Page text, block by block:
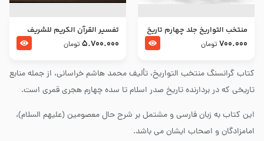
کتاب گرانسنگ منتخب التواريخ، تألیف محمد هاشم خراسانی، از جمله منابع
تاریخی که در بردارنده تاریخ صدر اسلام تا سده چهارم هجری قمری است.
این کتاب به زبان فارسی و مشتمل بر شرح حال معصومین (علیهم السلام)،
امامزادگان و اصحاب ایشان می باشد.
منتخب التواریخ جلد چهارم تاریخ
امام زین العابدین و امام محمد
700.000 تومان
تفسير القرآن الكريم للشريف
المرتضي قدس سرّه
5.700.000 تومان